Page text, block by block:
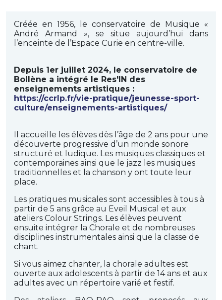
Créée en 1956, le conservatoire de Musique «
André Armand », se situe aujourd’hui dans
l’enceinte de l’Espace Curie en centre-ville.
Depuis 1er juillet 2024, le conservatoire de
Bollène a intégré le Res'IN des
enseignements artistiques :
https://ccrlp.fr/vie-pratique/jeunesse-sport-
culture/enseignements-artistiques/
Il accueille les élèves dès l’âge de 2 ans pour une
découverte progressive d’un monde sonore
structuré et ludique. Les musiques classiques et
contemporaines ainsi que le jazz les musiques
traditionnelles et la chanson y ont toute leur
place.
Les pratiques musicales sont accessibles à tous à
partir de 5 ans grâce au Eveil Musical et aux
ateliers Colour Strings. Les élèves peuvent
ensuite intégrer la Chorale et de nombreuses
disciplines instrumentales ainsi que la classe de
chant.
Si vous aimez chanter, la chorale adultes est
ouverte aux adolescents à partir de 14 ans et aux
adultes avec un répertoire varié et festif.